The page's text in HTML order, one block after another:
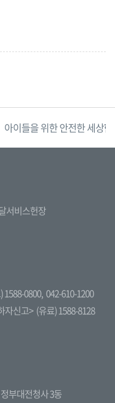
아이들을 위한 안전한 세상
서비스헌장
1588-0800, 042-610-1200
자신고> (유료) 1588-8128
부대전청사 3동